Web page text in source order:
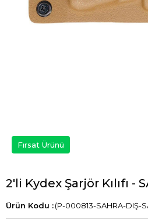
Fırsat Ürünü
2'li Kydex Şarjör Kılıfı -
(P-000813-SAHRA-DIŞ-